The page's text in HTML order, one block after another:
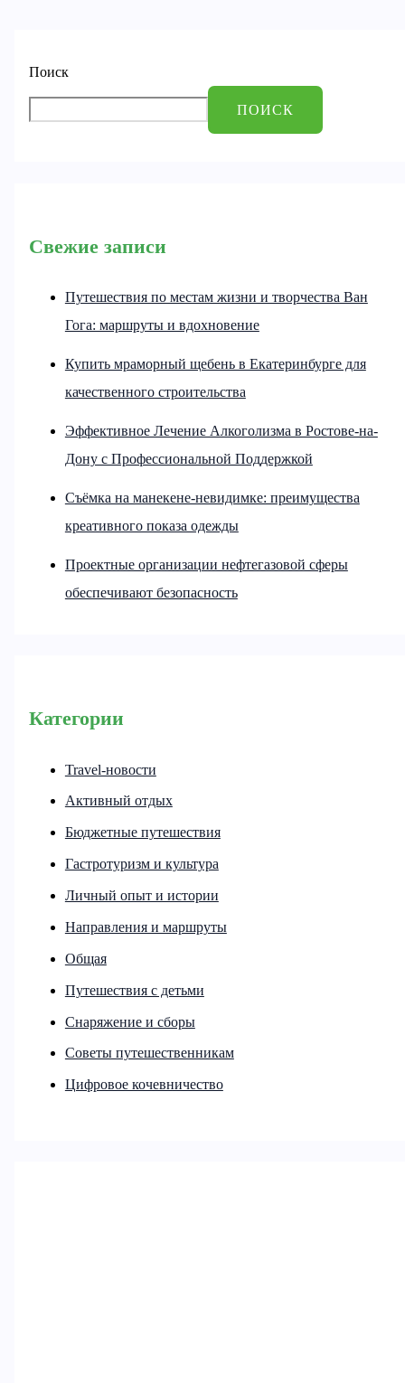
Поиск
ПОИСК
Свежие записи
Путешествия по местам жизни и творчества Ван
Гога: маршруты и вдохновение
Купить мраморный щебень в Екатеринбурге для
качественного строительства
Эффективное Лечение Алкоголизма в Ростове-на-
Дону с Профессиональной Поддержкой
Съёмка на манекене-невидимке: преимущества
креативного показа одежды
Проектные организации нефтегазовой сферы
обеспечивают безопасность
Категории
Travel-новости
Активный отдых
Бюджетные путешествия
Гастротуризм и культура
Личный опыт и истории
Направления и маршруты
Общая
Путешествия с детьми
Снаряжение и сборы
Советы путешественникам
Цифровое кочевничество